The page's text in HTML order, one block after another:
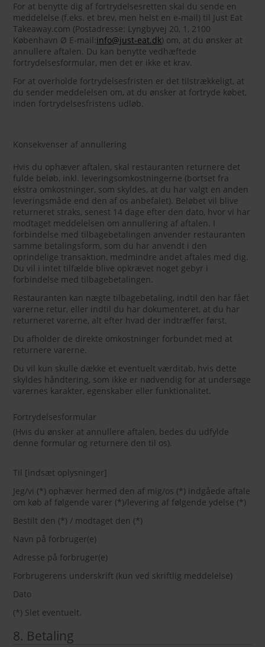
For at benytte dig af fortrydelsesretten skal du sende en
meddelelse (f.eks. et brev, men helst en e-mail) til Just Eat
Takeaway.com (Postadresse: Lyngbyvej 20, 1, 2100
København Ø E-mail:info@just-eat.dk) om, at du ønsker at
annullere aftalen. Du kan benytte vedhæftede
fortrydelsesformular, men det er ikke et krav.
For at overholde fortrydelsesfristen er det tilstrækkeligt, at
du sender meddelelsen om, at du ønsker at fortryde købet,
inden fortrydelsesfristens udløb.
Konsekvenser af annullering
Hvis du ophæver aftalen, skal restauranten returnere det
fulde beløb, inkl. leveringsomkostningerne (bortset fra
ekstra omkostninger, som skyldes, at du har valgt en anden
leveringsmåde end den af os anbefalet). Beløbet vil blive
returneret straks, senest 14 dage efter den dato, hvor vi har
modtaget meddelelsen om annullering af aftalen. I
forbindelse med tilbagebetalingen anvender restauranten
samme betalingsform, som du har anvendt i den
oprindelige transaktion, medmindre andet aftales med dig.
Du vil i intet tilfælde blive opkrævet noget gebyr i
forbindelse med tilbagebetalingen.
Restauranten kan nægte tilbagebetaling, indtil den har fået
varerne retur, eller indtil du har dokumenteret, at du har
returneret varerne, alt efter hvad der indtræffer først.
Du afholder de direkte omkostninger forbundet med at
returnere varerne.
Du vil kun skulle dække et eventuelt værditab, hvis dette
skyldes håndtering, som ikke er nødvendig for at undersøge
varernes karakter, egenskaber eller funktionalitet.
Fortrydelsesformular
(Hvis du ønsker at annullere aftalen, bedes du udfylde
denne formular og returnere den til os).
Til [indsæt oplysninger]
Jeg/vi (*) ophæver hermed den af mig/os (*) indgåede aftale
om køb af følgende varer (*)/levering af følgende ydelse (*)
Bestilt den (*) / modtaget den (*)
Navn på forbruger(e)
Adresse på forbruger(e)
Forbrugerens underskrift (kun ved skriftlig meddelelse)
Dato
(*) Slet eventuelt.
8. Betaling